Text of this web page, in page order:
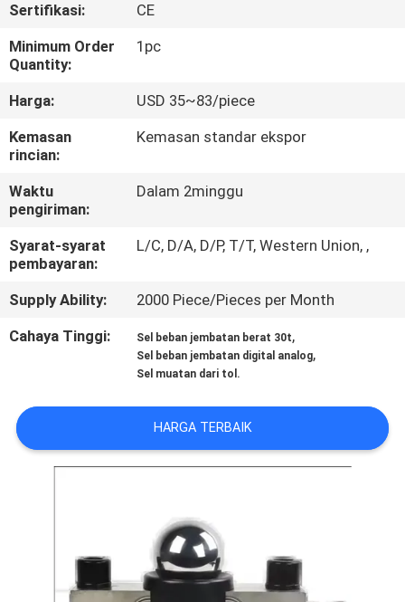
KAMI
PABRIK
KUALITAS
HUBUNGI
KAMI
PERMINTAAN
PENAWARAN
SITEMAP
Sertifikasi:
CE
Minimum Order
Quantity:
1pc
Harga:
USD 35~83/piece
Kemasan
rincian:
Kemasan standar ekspor
Waktu
pengiriman:
Dalam 2minggu
Syarat-syarat
pembayaran:
L/C, D/A, D/P, T/T, Western Union, ,
Supply Ability:
2000 Piece/Pieces per Month
Cahaya Tinggi:
Sel beban jembatan berat 30t,
Sel beban jembatan digital analog,
Sel muatan dari tol.
HARGA TERBAIK